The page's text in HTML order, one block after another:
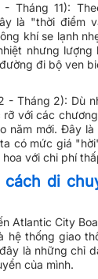
Tháng 11):
là "thời điểm
khí se lạnh
nhưng lượng
đi bộ ven
- Tháng 2): Dù
với các
năm mới. Đây
có mức giá
với chi phí
di
Atlantic City
hệ thống giao
là những chỉ
của mình.